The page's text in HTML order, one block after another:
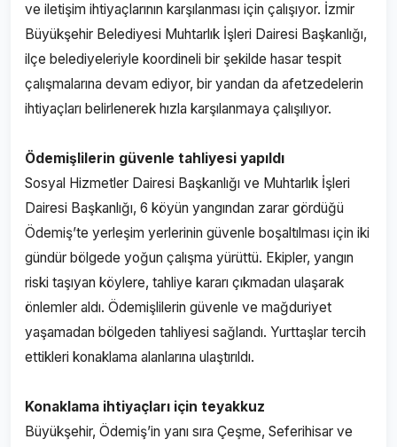
ve iletişim ihtiyaçlarının karşılanması için çalışıyor. İzmir
Büyükşehir Belediyesi Muhtarlık İşleri Dairesi Başkanlığı,
ilçe belediyeleriyle koordineli bir şekilde hasar tespit
çalışmalarına devam ediyor, bir yandan da afetzedelerin
ihtiyaçları belirlenerek hızla karşılanmaya çalışılıyor.
Ödemişlilerin güvenle tahliyesi yapıldı
Sosyal Hizmetler Dairesi Başkanlığı ve Muhtarlık İşleri
Dairesi Başkanlığı, 6 köyün yangından zarar gördüğü
Ödemiş’te yerleşim yerlerinin güvenle boşaltılması için iki
gündür bölgede yoğun çalışma yürüttü. Ekipler, yangın
riski taşıyan köylere, tahliye kararı çıkmadan ulaşarak
önlemler aldı. Ödemişlilerin güvenle ve mağduriyet
yaşamadan bölgeden tahliyesi sağlandı. Yurttaşlar tercih
ettikleri konaklama alanlarına ulaştırıldı.
Konaklama ihtiyaçları için teyakkuz
Büyükşehir, Ödemiş’in yanı sıra Çeşme, Seferihisar ve